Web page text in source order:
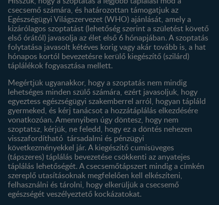
Termékeink
Termék kereső
csecsemő számára, és határozottan támogatjuk az
Egészségügyi Világszervezet (WHO) ajánlását, amely a
kizárólagos szoptatást (lehetőség szerint a születést követő
első órától) javasolja az élet első 6 hónapjában. A szoptatás
folytatása javasolt kétéves korig vagy akár tovább is, a hat
hónapos kortól bevezetésre kerülő kiegészítő (szilárd)
táplálékok fogyasztása mellett.
Megértjük ugyanakkor, hogy a szoptatás nem mindig
lehetséges minden szülő számára, ezért javasoljuk, hogy
egyeztess egészségügyi szakemberrel arról, hogyan tápláld
gyermeked, és kérj tanácsot a hozzátáplálás elkezdésére
vonatkozóan. Amennyiben úgy döntesz, hogy nem
szoptatsz, kérjük, ne feledd, hogy ez a döntés nehezen
visszafordítható társadalmi és pénzügyi
következményekkel jár. A kiegészítő cumisüveges
(tápszeres) táplálás bevezetése csökkenti az anyatejes
táplálás lehetőségét. A csecsemőtápszert mindig a címkén
szereplő utasításoknak megfelelően kell elkészíteni,
felhasználni és tárolni, hogy elkerüljük a csecsemő
egészségét veszélyeztető kockázatokat.